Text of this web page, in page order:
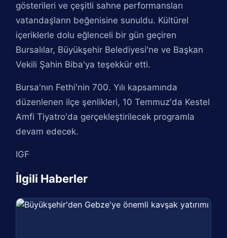
gösterileri ve çeşitli sahne performansları
vatandaşların beğenisine sunuldu. Kültürel
içeriklerle dolu eğlenceli bir gün geçiren
Bursalılar, Büyükşehir Belediyesi'ne ve Başkan
Vekili Şahin Biba'ya teşekkür etti.
Bursa'nın Fethi'nin 700. Yılı kapsamında
düzenlenen ilçe şenlikleri, 10 Temmuz'da Kestel
Amfi Tiyatro'da gerçekleştirilecek programla
devam edecek.
IGF
İlgili Haberler